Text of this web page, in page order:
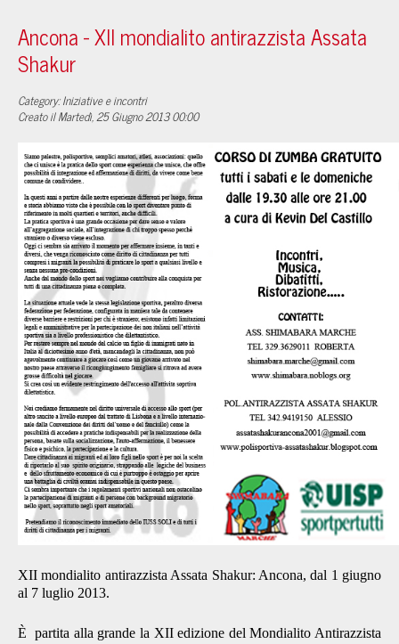
Ancona - XII mondialito antirazzista Assata
Shakur
Category: Iniziative e incontri
Creato il Martedì, 25 Giugno 2013 00:00
XII mondialito antirazzista Assata Shakur: Ancona, dal 1 giugno
al 7 luglio 2013.
È partita alla grande la XII edizione del Mondialito Antirazzista